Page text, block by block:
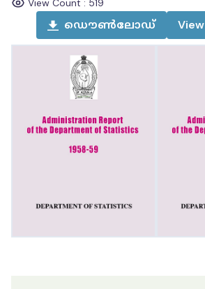
View Count : 519
ഡൌൺലോഡ് View